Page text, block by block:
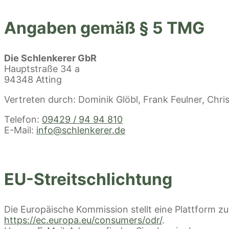
Angaben gemäß § 5 TMG
Die Schlenkerer GbR
Hauptstraße 34 a
94348 Atting
Vertreten durch: Dominik Glöbl, Frank Feulner,
Telefon: 09429 / 94 94 810
E-Mail: info@schlenkerer.de
EU-Streitschlichtung
Die Europäische Kommission stellt eine Plattform
https://ec.europa.eu/consumers/odr/.